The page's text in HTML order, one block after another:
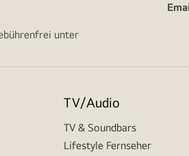
unter
TV/Audio
TV & Soundbars
Lifestyle Fernseher